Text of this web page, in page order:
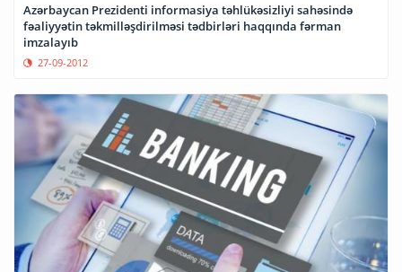
Azərbaycan Prezidenti informasiya təhlükəsizliyi sahəsində
fəaliyyətin təkmilləşdirilməsi tədbirləri haqqında fərman
imzalayıb
27-09-2012